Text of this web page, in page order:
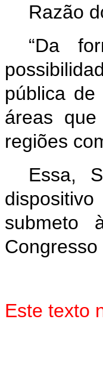
Razão
“Da
pública
áreas
regiões
Essa,
submeto
Congresso
Este texto